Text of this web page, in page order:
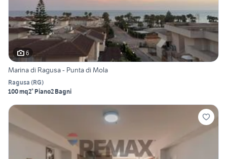
6
Marina di Ragusa - Punta di Mola
Ragusa (RG)
100 mq2° Piano2 Bagni